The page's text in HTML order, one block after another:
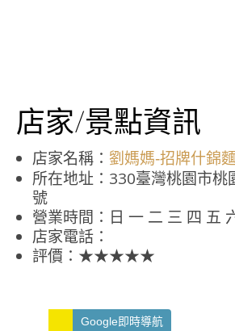
店家/景點資訊
店家名稱： 劉媽媽-招牌什錦麵
所在地址：330臺灣桃園市桃
號
營業時間：日 一 二 三 四 五
店家電話：
評價：★★★★★
Google即時導航